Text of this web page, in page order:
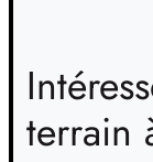
TERRAINÀ
33 000 €
terrain